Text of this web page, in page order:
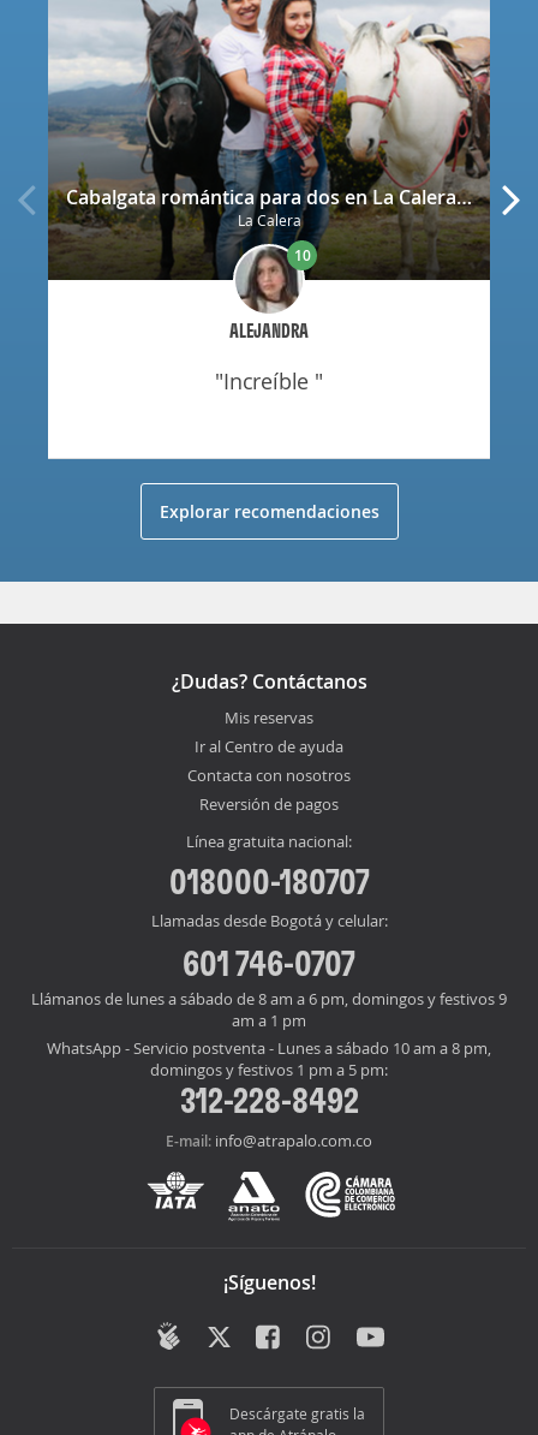
Cabalgata romántica para dos en La Calera con decoración
La Calera
ALEJANDRA
10
"increíble "
Explorar recomendaciones
¿Dudas? Contáctanos
Mis reservas
Ir al Centro de ayuda
Contacta con nosotros
Reversión de pagos
Línea gratuita nacional:
018000-180707
Llamadas desde Bogotá y celular:
601 746-0707
Llámanos de lunes a sábado de 8 am a 6 pm, domingos y festivos 9
am a 1 pm
WhatsApp - Servicio postventa - Lunes a sábado 10 am a 8 pm,
domingos y festivos 1 pm a 5 pm:
312-228-8492
E-mail: info@atrapalo.com.co
¡Síguenos!
Descárgate gratis la